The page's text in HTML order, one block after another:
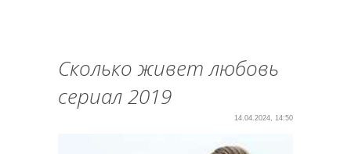
Сколько живет любовь
сериал 2019
14.04.2024, 14:50